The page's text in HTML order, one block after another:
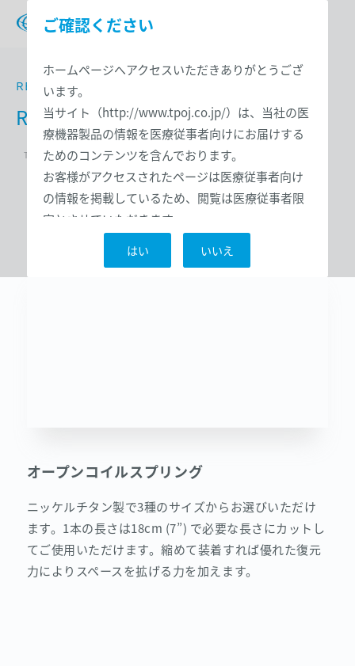
ご確認ください
ホームページへアクセスいただきありがとうござ
います。
当サイト（http://www.tpoj.co.jp/）は、当社の医
療機器製品の情報を医療従事者向けにお届けする
ためのコンテンツを含んでおります。
お客様がアクセスされたページは医療従事者向け
の情報を掲載しているため、閲覧は医療従事者限
定とさせていただきます。
はい いいえ
REFLEX COIL SPRINGS
Reflex コイルスプリング
TOP > 製品一覧 > Reflex コイルスプリング
オープンコイルスプリング
ニッケルチタン製で3種のサイズからお選びいただけ
ます。1本の長さは18cm (7”) で必要な長さにカットし
てご使用いただけます。縮めて装着すれば優れた復元
力によりスペースを拡げる力を加えます。